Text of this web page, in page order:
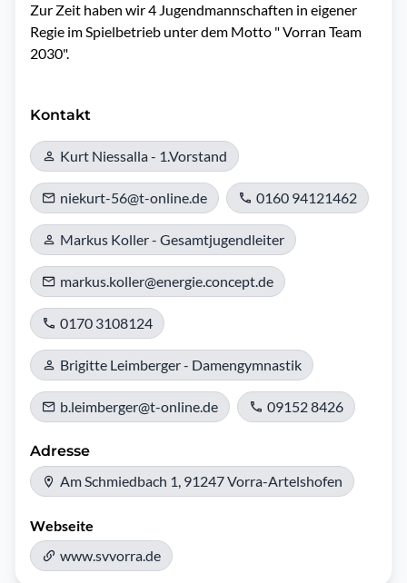
Zur Zeit haben wir 4 Jugendmannschaften in eigener
Regie im Spielbetrieb unter dem Motto " Vorran Team
2030".
Kontakt
Kurt Niessalla - 1.Vorstand
niekurt-56@t-online.de 0160 94121462
Markus Koller - Gesamtjugendleiter
markus.koller@energie.concept.de
0170 3108124
Brigitte Leimberger - Damengymnastik
b.leimberger@t-online.de 09152 8426
Adresse
Am Schmiedbach 1, 91247 Vorra-Artelshofen
Webseite
www.svvorra.de